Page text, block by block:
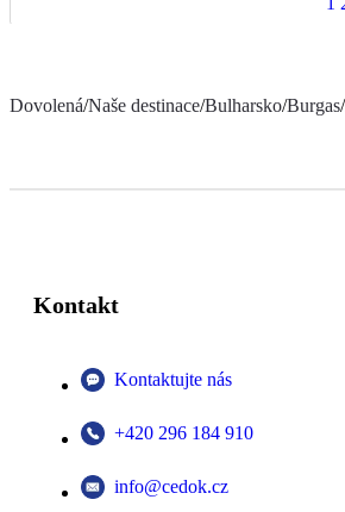
Dovolená/Naše destinace/Bulharsko/Burgas/
Kontakt
Kontaktujte nás
+420 296 184 910
info@cedok.cz